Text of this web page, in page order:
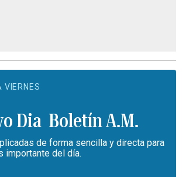
VIERNES
Boletín A.M.
de forma sencilla y directa para
importante del día.